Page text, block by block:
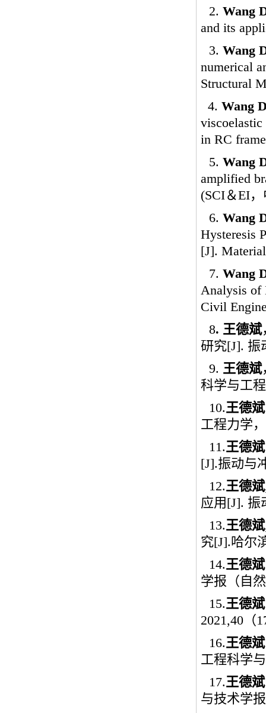
2. Wang
and its
3. Wang
numerical
Structural
4. Wang
in RC
5. Wang
amplified
(SCI＆EI
6. Wang
Hysteresis
[J].
7. Wang
Analysis of
Civil
8. 王德斌
研究[J]. 振
9. 王德斌
科学与工
10.王德斌
工程力学，
11.王德斌
[J].振动与
12.王德斌
应用 [J]. 振
13.王德斌
究[J].哈尔
14.王德斌
学报（自
15.王德斌
2021,40 （
16.王德斌
工程科学
17.王德斌
与技术学